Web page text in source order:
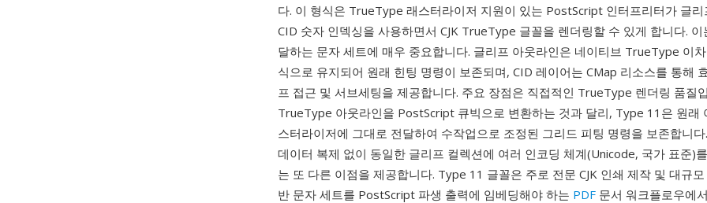
다. 이 형식은 TrueType 래스터라이저 지원이 있는 PostScript 인터프리터가 글리
CID 숫자 인덱싱을 사용하면서 CJK TrueType 글꼴을 렌더링할 수 있게 합니다. 이
달하는 문자 세트에 매우 중요합니다. 글리프 아웃라인은 네이티브 TrueType 이
식으로 유지되어 원래 힌팅 명령이 보존되며, CID 레이어는 CMap 리소스를 통해
프 접근 및 서브세팅을 제공합니다. 주요 장점은 직접적인 TrueType 렌더링 품질
TrueType 아웃라인을 PostScript 큐빅으로 변환하는 것과 달리, Type 11은 원래
스터라이저에 그대로 전달하여 수작업으로 조정된 그리드 피팅 명령을 보존합니
데이터 복제 없이 동일한 글리프 컬렉션에 여러 인코딩 체계(Unicode, 국가 표준)
는 또 다른 이점을 제공합니다. Type 11 글꼴은 주로 전문 CJK 인쇄 제작 및 대규
반 문자 세트를 PostScript 파생 출력에 임베딩해야 하는 PDF 문서 워크플로우에